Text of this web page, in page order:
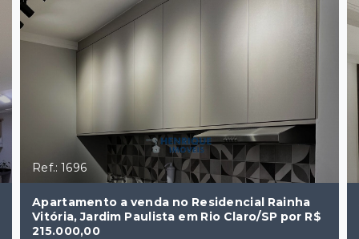
Ref.: 1696
Apartamento a venda no Residencial Rainha
Vitória, Jardim Paulista em Rio Claro/SP por R$
215.000,00